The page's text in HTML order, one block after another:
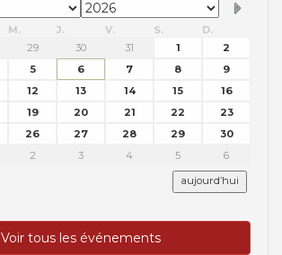
M. J. V. S.
D.
29 30 31 1
2
5 6 7 8
9
12 13 14 15
16
19 20 21 22
23
26 27 28 29
30
2 3 4 5 6
aujourd’hui
Voir tous les événements